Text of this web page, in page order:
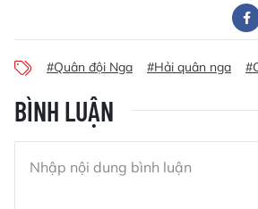
#Quân đội Nga #Hải quân nga
BÌNH LUẬN